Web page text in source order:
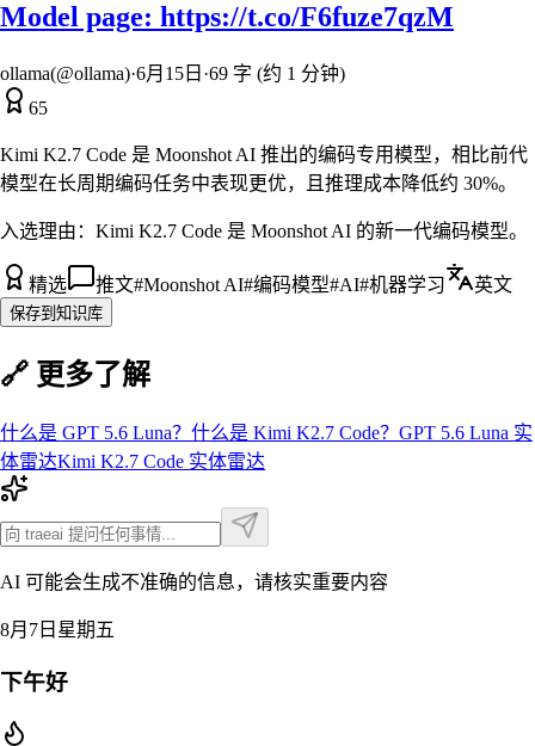
Model page: https://t.co/F6fuze7qzM
ollama(@ollama)·6月15日 ·69 字 (约 1 分钟)
65
Kimi K2.7 Code 是 Moonshot AI 推出的编码专用模型，相比前代
模型在长周期编码任务中表现更优，且推理成本降低约 30%。
入选理由： Kimi K2.7 Code 是 Moonshot AI 的新一代编码模型。
精选 推文#Moonshot AI#编码模型#AI#机器学习 英文
保存到知识库
🔗 更多了解
什么是 GPT 5.6 Luna？ 什么是 Kimi K2.7 Code？ GPT 5.6 Luna 实
体雷达Kimi K2.7 Code 实体雷达
AI 可能会生成不准确的信息，请核实重要内容
8月7日星期五
下午好